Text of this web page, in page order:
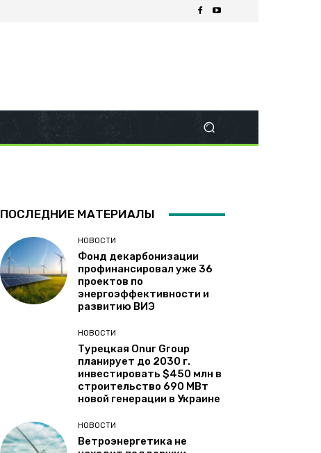
ПОСЛЕДНИЕ МАТЕРИАЛЫ
НОВОСТИ
Фонд декарбонизации
профинансировал уже 36
проектов по
энергоэффективности и
развитию ВИЭ
НОВОСТИ
Турецкая Onur Group
планирует до 2030 г.
инвестировать $450 млн в
строительство 690 МВт
новой генерации в Украине
НОВОСТИ
Ветроэнергетика не